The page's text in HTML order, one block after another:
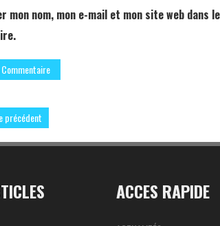
mon nom, mon e-mail et mon site web dans
précédent
ACCES RAPIDE